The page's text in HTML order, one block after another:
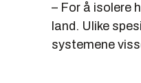
– For å isolere
land. Ulike
systemene